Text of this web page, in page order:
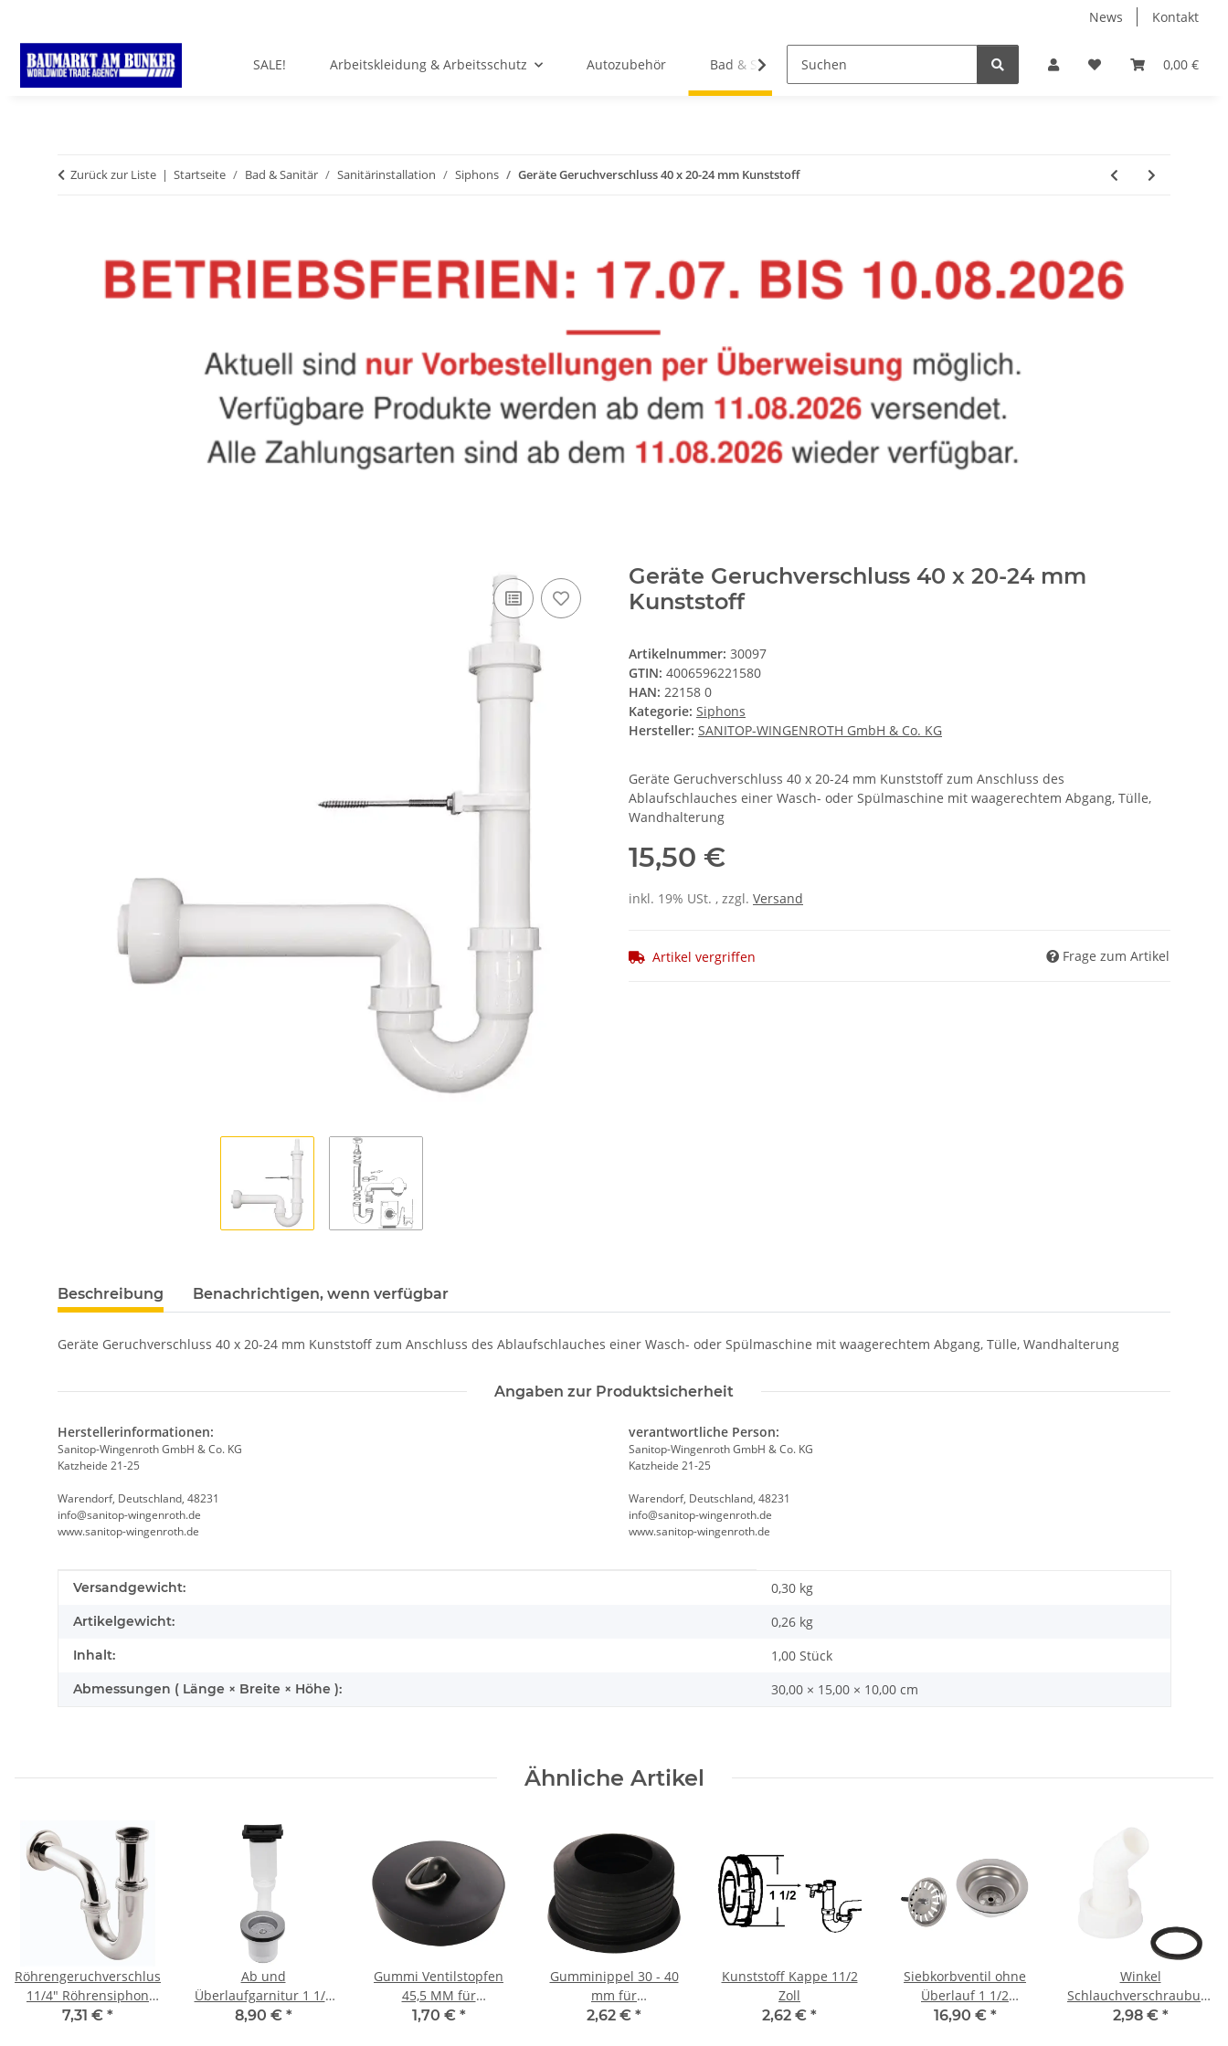
News Kontakt
0,00 €
SALE! Arbeitskleidung & Arbeitsschutz Autozubehör Bad & Sanitär Belüftung & Entlüftung
Zurück zur Liste Startseite Bad & Sanitär Sanitärinstallation Siphons Geräte Geruchverschluss 40 x 20-24 mm Kunststoff
Geräte Geruchverschluss 40 x 20-24 mm
Kunststoff
Artikelnummer: 30097
GTIN: 4006596221580
HAN: 22158 0
Kategorie: Siphons
Hersteller: SANITOP-WINGENROTH GmbH & Co. KG
Geräte Geruchverschluss 40 x 20-24 mm Kunststoff zum Anschluss des
Ablaufschlauches einer Wasch- oder Spülmaschine mit waagerechtem Abgang, Tülle,
Wandhalterung
15,50 €
inkl. 19% USt. , zzgl. Versand
Artikel vergriffen Frage zum Artikel
Beschreibung Benachrichtigen, wenn verfügbar
Geräte Geruchverschluss 40 x 20-24 mm Kunststoff zum Anschluss des Ablaufschlauches einer Wasch- oder Spülmaschine mit waagerechtem Abgang, Tülle, Wandhalterung
Angaben zur Produktsicherheit
Herstellerinformationen:
Sanitop-Wingenroth GmbH & Co. KG
Katzheide 21-25
Warendorf, Deutschland, 48231
info@sanitop-wingenroth.de
www.sanitop-wingenroth.de
verantwortliche Person:
Sanitop-Wingenroth GmbH & Co. KG
Katzheide 21-25
Warendorf, Deutschland, 48231
info@sanitop-wingenroth.de
www.sanitop-wingenroth.de
Produkteigenschaft
Wert
Versandgewicht: 0,30 kg
Artikelgewicht: 0,26 kg
Inhalt: 1,00 Stück
Abmessungen ( Länge × Breite × Höhe ): 30,00 × 15,00 × 10,00 cm
Ähnliche Artikel
Röhrengeruchverschluss
11/4" Röhrensiphon
chrom
7,31 € *
Ab und
Überlaufgarnitur 1 1/2
für Standard-
8,90 € *
Gummi Ventilstopfen
45,5 MM für
Waschbecken Wannen
1,70 € *
Gumminippel 30 - 40
mm für
Geruchverschlüsse
2,62 € *
Kunststoff Kappe 11/2
Zoll
2,62 € *
Siebkorbventil ohne
Überlauf 1 1/2
verchromt G300242
16,90 € *
Winkel
Schlauchverschraubung
1 x 20-24 mm zum
2,98 € *